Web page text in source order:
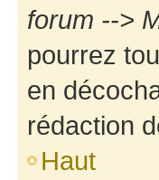
forum -->
pourrez
en
rédaction
Haut